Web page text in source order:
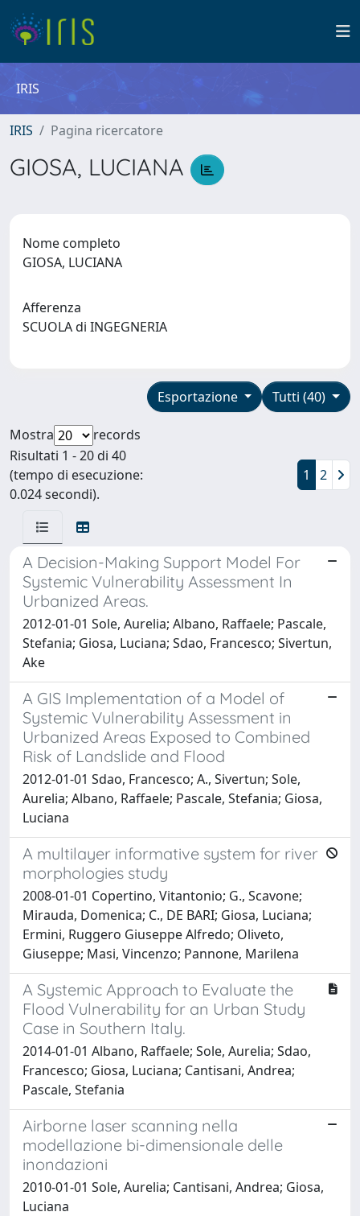
IRIS
IRIS Pagina ricercatore
GIOSA, LUCIANA
Nome completo
GIOSA, LUCIANA
Afferenza
SCUOLA di INGEGNERIA
Tutti (40)
Esportazione
Mostra
records
Risultati 1 - 20 di 40
(tempo di esecuzione:
0.024 secondi).
1 2
A Decision-Making Support Model For
Systemic Vulnerability Assessment In
Urbanized Areas.
2012-01-01 Sole, Aurelia; Albano, Raffaele; Pascale,
Stefania; Giosa, Luciana; Sdao, Francesco; Sivertun,
Ake
A GIS Implementation of a Model of
Systemic Vulnerability Assessment in
Urbanized Areas Exposed to Combined
Risk of Landslide and Flood
2012-01-01 Sdao, Francesco; A., Sivertun; Sole,
Aurelia; Albano, Raffaele; Pascale, Stefania; Giosa,
Luciana
A multilayer informative system for river
morphologies study
2008-01-01 Copertino, Vitantonio; G., Scavone;
Mirauda, Domenica; C., DE BARI; Giosa, Luciana;
Ermini, Ruggero Giuseppe Alfredo; Oliveto,
Giuseppe; Masi, Vincenzo; Pannone, Marilena
A Systemic Approach to Evaluate the
Flood Vulnerability for an Urban Study
Case in Southern Italy.
2014-01-01 Albano, Raffaele; Sole, Aurelia; Sdao,
Francesco; Giosa, Luciana; Cantisani, Andrea;
Pascale, Stefania
Airborne laser scanning nella
modellazione bi-dimensionale delle
inondazioni
2010-01-01 Sole, Aurelia; Cantisani, Andrea; Giosa,
Luciana